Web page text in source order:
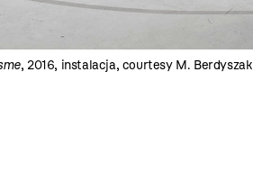
, 2016, instalacja, courtesy M. Berdyszak